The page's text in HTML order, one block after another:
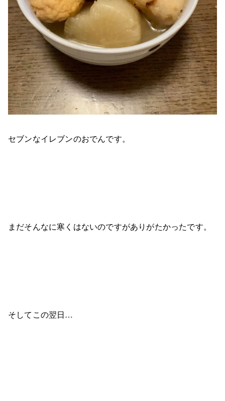
セブンなイレブンのおでんです。
まだそんなに寒くはないのですがありがたかったです。
そしてこの翌日…